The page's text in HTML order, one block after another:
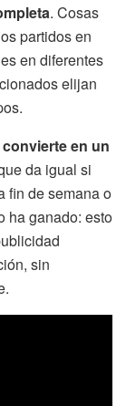
. Cosas
partidos en
en diferentes
elijan
convierte en un
da igual si
fin de semana o
ha ganado: esto
sin